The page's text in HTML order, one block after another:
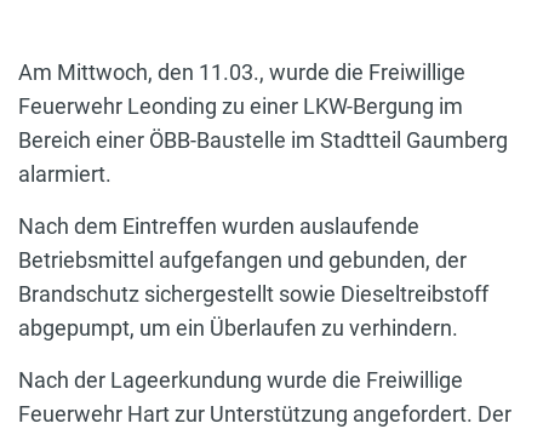
Am Mittwoch, den 11.03., wurde die Freiwillige
Feuerwehr Leonding zu einer LKW-Bergung im
Bereich einer ÖBB-Baustelle im Stadtteil Gaumberg
alarmiert.
Nach dem Eintreffen wurden auslaufende
Betriebsmittel aufgefangen und gebunden, der
Brandschutz sichergestellt sowie Dieseltreibstoff
abgepumpt, um ein Überlaufen zu verhindern.
Nach der Lageerkundung wurde die Freiwillige
Feuerwehr Hart zur Unterstützung angefordert. Der